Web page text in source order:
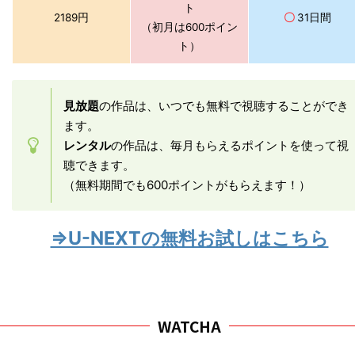
2189円
ト
（初月は600ポイン
ト）
〇 31日間
見放題の作品は、いつでも無料で視聴することができ
ます。
レンタルの作品は、毎月もらえるポイントを使って視
聴できます。
（無料期間でも600ポイントがもらえます！）
⇒U-NEXTの無料お試しはこちら
WATCHA